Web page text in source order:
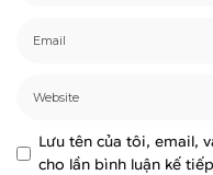
Lưu tên của tôi, email,
cho lần bình luận kế